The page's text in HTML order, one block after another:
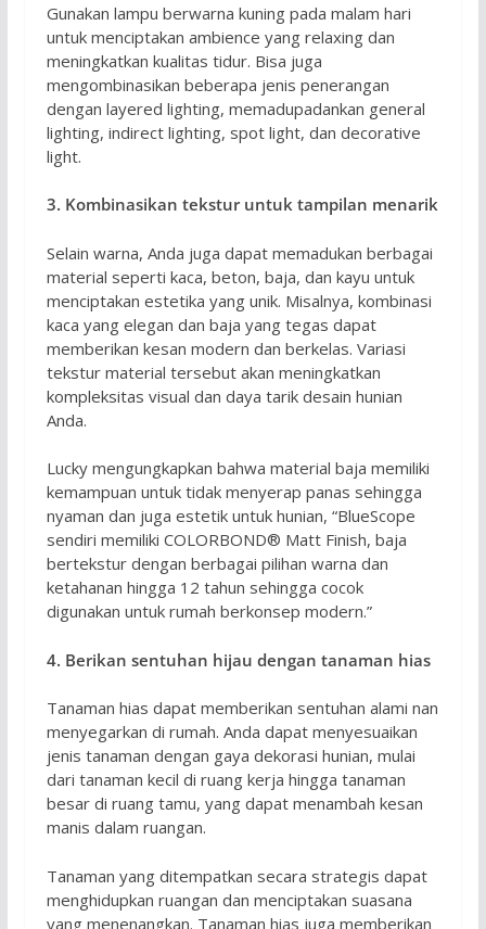
Gunakan lampu berwarna kuning pada malam hari
untuk menciptakan ambience yang relaxing dan
meningkatkan kualitas tidur. Bisa juga
mengombinasikan beberapa jenis penerangan
dengan layered lighting, memadupadankan general
lighting, indirect lighting, spot light, dan decorative
light.
3. Kombinasikan tekstur untuk tampilan menarik
Selain warna, Anda juga dapat memadukan berbagai
material seperti kaca, beton, baja, dan kayu untuk
menciptakan estetika yang unik. Misalnya, kombinasi
kaca yang elegan dan baja yang tegas dapat
memberikan kesan modern dan berkelas. Variasi
tekstur material tersebut akan meningkatkan
kompleksitas visual dan daya tarik desain hunian
Anda.
Lucky mengungkapkan bahwa material baja memiliki
kemampuan untuk tidak menyerap panas sehingga
nyaman dan juga estetik untuk hunian, “BlueScope
sendiri memiliki COLORBOND® Matt Finish, baja
bertekstur dengan berbagai pilihan warna dan
ketahanan hingga 12 tahun sehingga cocok
digunakan untuk rumah berkonsep modern.”
4. Berikan sentuhan hijau dengan tanaman hias
Tanaman hias dapat memberikan sentuhan alami nan
menyegarkan di rumah. Anda dapat menyesuaikan
jenis tanaman dengan gaya dekorasi hunian, mulai
dari tanaman kecil di ruang kerja hingga tanaman
besar di ruang tamu, yang dapat menambah kesan
manis dalam ruangan.
Tanaman yang ditempatkan secara strategis dapat
menghidupkan ruangan dan menciptakan suasana
yang menenangkan. Tanaman hias juga memberikan